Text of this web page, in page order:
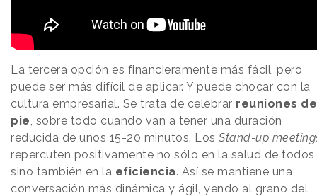
La tercera opción es financieramente más fácil, pero
puede ser más difícil de aplicar. Y puede chocar con la
cultura empresarial. Se trata de celebrar reuniones de
pie, sobre todo cuando van a tener una duración
reducida de unos 15-20 minutos. Los Stand-up
repercuten positivamente no sólo en la salud de todos,
sino también en la eficiencia. Así se mantiene una
conversación más dinámica y ágil, yendo al grano del